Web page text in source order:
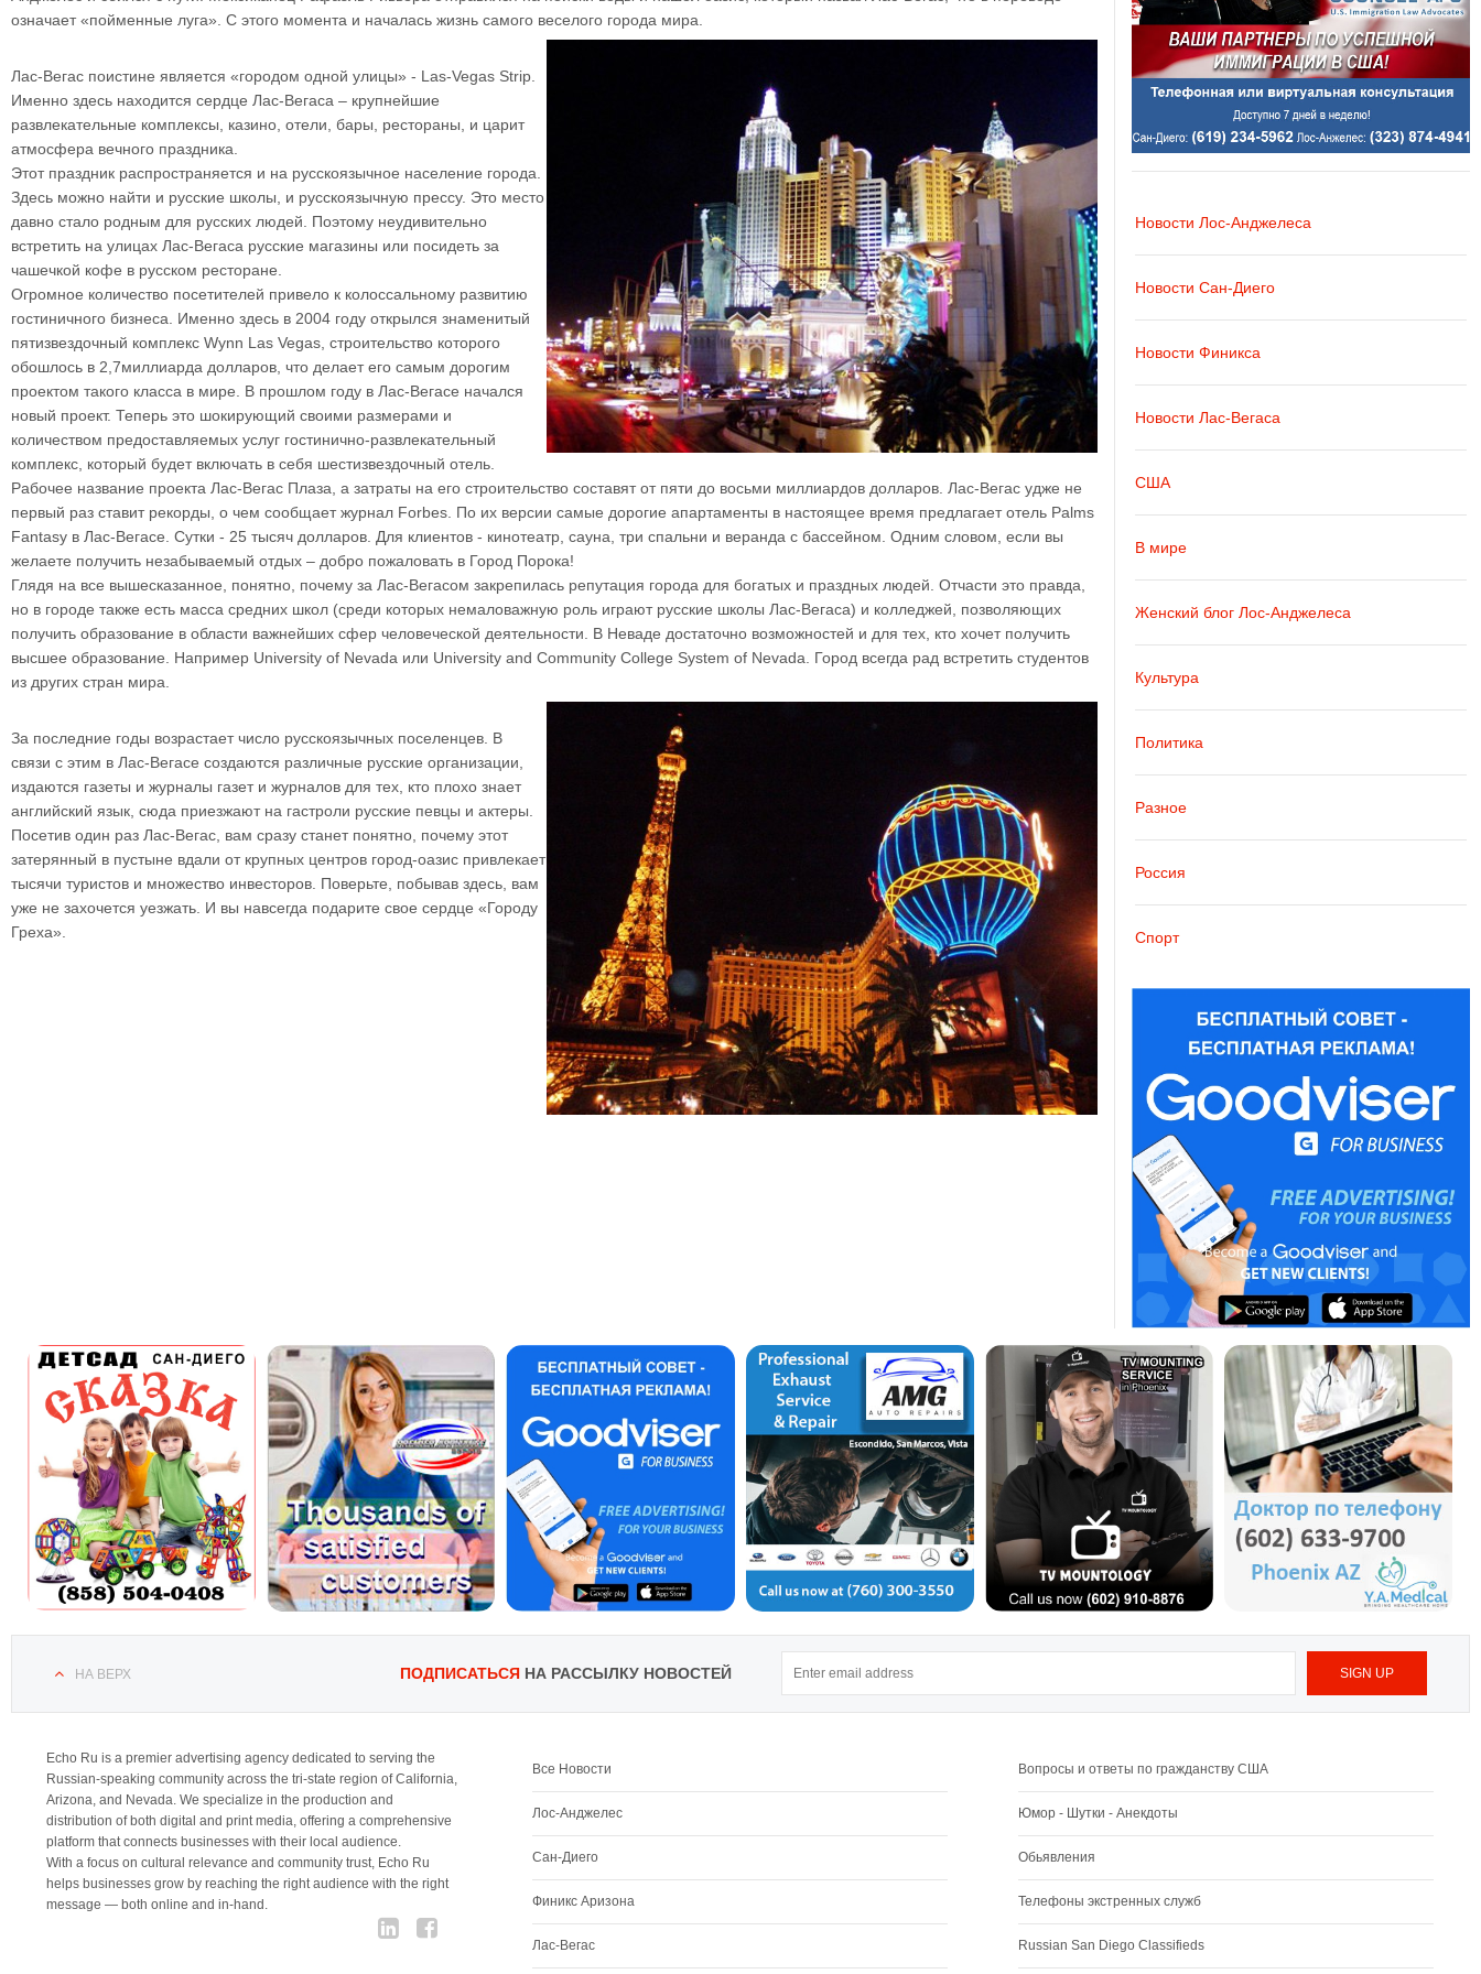
означает «пойменные луга». С этого момента и началась жизнь самого веселого города мира.
Лас-Вегас поистине является «городом одной улицы» - Las-Vegas Strip.
Именно здесь находится сердце Лас-Вегаса – крупнейшие
развлекательные комплексы, казино, отели, бары, рестораны, и царит
атмосфера вечного праздника.
Этот праздник распространяется и на русскоязычное население города.
Здесь можно найти и русские школы, и русскоязычную прессу. Это место
давно стало родным для русских людей. Поэтому неудивительно
встретить на улицах Лас-Вегаса русские магазины или посидеть за
чашечкой кофе в русском ресторане.
Огромное количество посетителей привело к колоссальному развитию
гостиничного бизнеса. Именно здесь в 2004 году открылся знаменитый
пятизвездочный комплекс Wynn Las Vegas, строительство которого
обошлось в 2,7миллиарда долларов, что делает его самым дорогим
проектом такого класса в мире. В прошлом году в Лас-Вегасе начался
новый проект. Теперь это шокирующий своими размерами и
количеством предоставляемых услуг гостинично-развлекательный
комплекс, который будет включать в себя шестизвездочный отель.
Рабочее название проекта Лас-Вегас Плаза, а затраты на его строительство составят от пяти до восьми миллиардов долларов. Лас-Вегас удже не
первый раз ставит рекорды, о чем сообщает журнал Forbes. По их версии самые дорогие апартаменты в настоящее время предлагает отель Palms
Fantasy в Лас-Вегасе. Сутки - 25 тысяч долларов. Для клиентов - кинотеатр, сауна, три спальни и веранда с бассейном. Одним словом, если вы
желаете получить незабываемый отдых – добро пожаловать в Город Порока!
Глядя на все вышесказанное, понятно, почему за Лас-Вегасом закрепилась репутация города для богатых и праздных людей. Отчасти это правда,
но в городе также есть масса средних школ (среди которых немаловажную роль играют русские школы Лас-Вегаса) и колледжей, позволяющих
получить образование в области важнейших сфер человеческой деятельности. В Неваде достаточно возможностей и для тех, кто хочет получить
высшее образование. Например University of Nevada или University and Community College System of Nevada. Город всегда рад встретить студентов
из других стран мира.
За последние годы возрастает число русскоязычных поселенцев. В
связи с этим в Лас-Вегасе создаются различные русские организации,
издаются газеты и журналы газет и журналов для тех, кто плохо знает
английский язык, сюда приезжают на гастроли русские певцы и актеры.
Посетив один раз Лас-Вегас, вам сразу станет понятно, почему этот
затерянный в пустыне вдали от крупных центров город-оазис привлекает
тысячи туристов и множество инвесторов. Поверьте, побывав здесь, вам
уже не захочется уезжать. И вы навсегда подарите свое сердце «Городу
Греха».
Новости Лос-Анджелеса
Новости Сан-Диего
Новости Финикса
Новости Лас-Вегаса
США
В мире
Женский блог Лос-Анджелеса
Культура
Политика
Разное
Россия
Спорт
НА ВЕРХ ПОДПИСАТЬСЯНА РАССЫЛКУ НОВОСТЕЙ
Echo Ru is a premier advertising agency dedicated to serving the
Russian-speaking community across the tri-state region of California,
Arizona, and Nevada. We specialize in the production and
distribution of both digital and print media, offering a comprehensive
platform that connects businesses with their local audience.
With a focus on cultural relevance and community trust, Echo Ru
helps businesses grow by reaching the right audience with the right
message — both online and in-hand.
Все Новости
Лос-Анджелес
Сан-Диего
Финикс Аризона
Лас-Вегас
Вопросы и ответы по гражданству США
Юмор - Шутки - Анекдоты
Обьявления
Телефоны экстренных служб
Russian San Diego Classifieds